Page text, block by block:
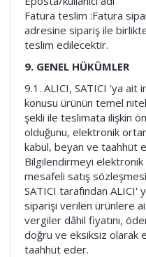
Fatura teslim :Fatura
adresine sipariş ile
teslim edilecektir.
9. GENEL HÜKÜMLER
9.1. ALICI, SATICI ’ya
konusu ürünün temel
şekli ile teslimata ilişkin
olduğunu, elektronik
kabul, beyan ve taahhüt
Bilgilendirmeyi
mesafeli satış
SATICI tarafından
siparişi verilen ürünlere
vergiler dâhil fiyatını,
doğru ve eksiksiz olarak
taahhüt eder.